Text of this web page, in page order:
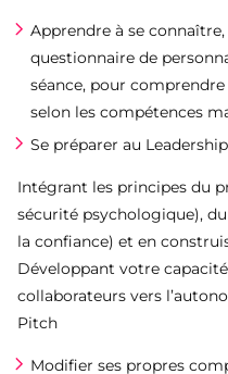
Apprendre à se
questionnaire de
séance, pour
selon les compétences
Se préparer au
Intégrant les principes du
sécurité psychologique),
la confiance) et en
Développant votre
collaborateurs vers
Pitch
Modifier ses propres